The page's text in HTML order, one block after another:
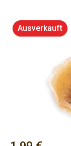
Bildergalerie
Ausverkauft
Regulärer Preis: